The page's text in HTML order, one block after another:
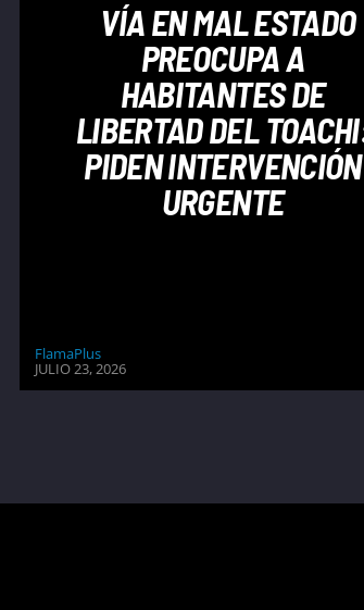
VÍA EN MAL ESTADO
PREOCUPA A
HABITANTES DE
LIBERTAD DEL
PIDEN INTERVENCIÓN
URGENTE
FlamaPlus
JULIO 23, 2026